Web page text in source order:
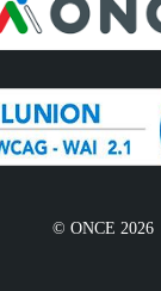
© ONCE 2026